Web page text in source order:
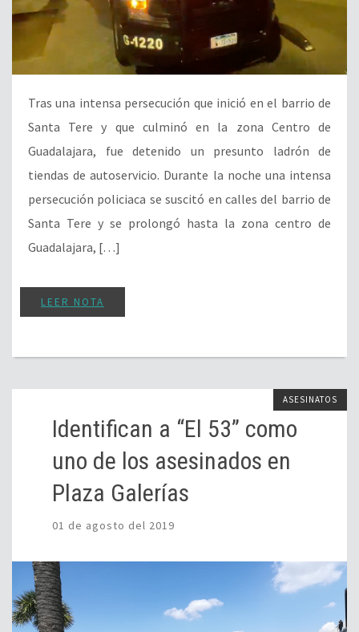
Tras una intensa persecución que inició en el barrio de
Santa Tere y que culminó en la zona Centro de
Guadalajara, fue detenido un presunto ladrón de
tiendas de autoservicio. Durante la noche una intensa
persecución policiaca se suscitó en calles del barrio de
Santa Tere y se prolongó hasta la zona centro de
Guadalajara, […]
LEER NOTA
ASESINATOS
Identifican a “El 53” como
uno de los asesinados en
Plaza Galerías
01 de agosto del 2019